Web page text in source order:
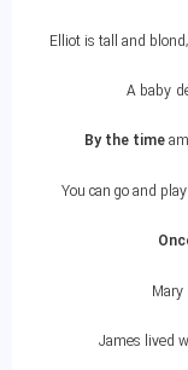
Elliot is tall and blond,
A baby
By the time
You can go and play
Mary
James lived